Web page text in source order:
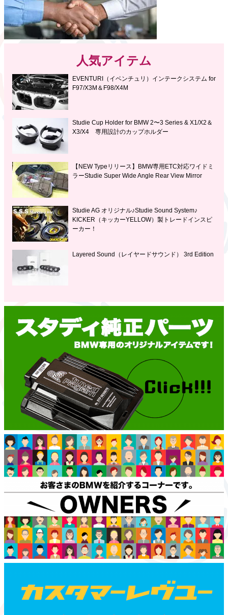
人気アイテム
EVENTURI（イベンチュリ）インテークシステム for
F97/X3M＆F98/X4M
Studie Cup Holder for BMW 2〜3 Series & X1/X2＆
X3/X4 専用設計のカップホルダー
【NEW Typeリリース】BMW専用ETC対応ワイドミ
ラーStudie Super Wide Angle Rear View Mirror
Studie AG オリジナル♪Studie Sound System♪
KICKER（キッカーYELLOW）製トレードインスピ
ーカー！
Layered Sound（レイヤードサウンド） 3rd Edition